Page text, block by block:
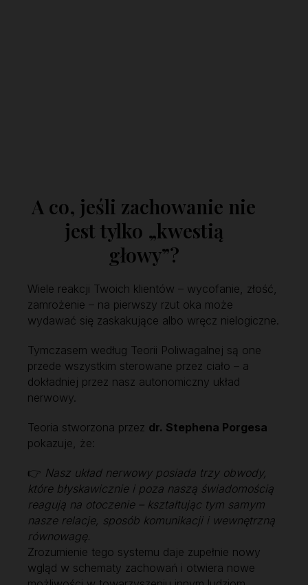
A co, jeśli zachowanie nie
jest tylko „kwestią
głowy”?
Wiele reakcji Twoich klientów – wycofanie, złość,
zamrożenie – na pierwszy rzut oka może
wydawać się zaskakujące albo wręcz nielogiczne.
Tymczasem według Teorii Poliwagalnej są one
przede wszystkim sterowane przez ciało – a
dokładniej przez nasz autonomiczny układ
nerwowy.
Teoria stworzona przez dr. Stephena Porgesa
pokazuje, że:
👉 Nasz układ nerwowy posiada trzy obwody,
które błyskawicznie i poza naszą świadomością
reagują na otoczenie – kształtując tym samym
nasze relacje, sposób komunikacji i wewnętrzną
równowagę.
Zrozumienie tego systemu daje zupełnie nowy
wgląd w schematy zachowań i otwiera nowe